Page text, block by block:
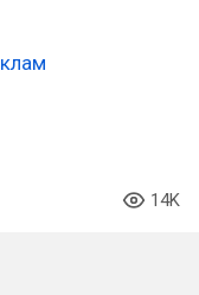
14K